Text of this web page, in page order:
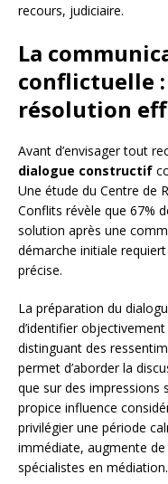
recours, judiciaire.
La
conflictuelle
résolution
Avant d’envisager tout
dialogue constructif
Une étude du Centre de
Conflits révèle que 67%
solution après une
démarche initiale
précise.
La préparation du
d’identifier objectivement
distinguant des
permet d’aborder la
que sur des impressions
propice influence
privilégier une période
immédiate, augmente de
spécialistes en médiation.